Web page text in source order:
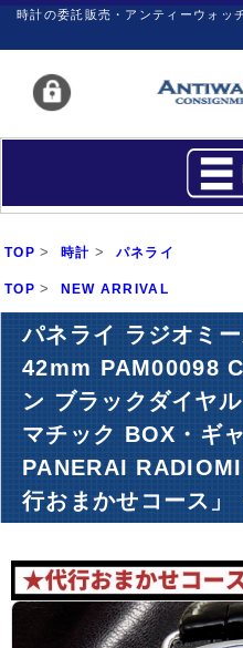
時計の委託販売・アンティーウォ
買いたい
サポート
新着リスト
価格の交渉
カレンダープライス
アーカイブ
TOP > 時計 > パネライ
TOP > NEW ARRIVAL
パネライ ラジオミ
42mm PAM00098
ン ブラックダイヤ
マチック BOX・ギ
PANERAI
行おまかせコース」